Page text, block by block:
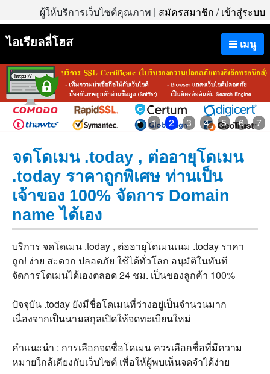
ผู้ให้บริการเว็บไซต์คุณภาพ | สมัครสมาชิก /เข้าสู่ระบบ
เมนู
ไอเรียลลี่โฮส
1 2 3 4 5 6 7
จดโดเมน .today , ต่ออายุโดเมน
.today ราคาถูกพิเศษ ท่านเป็น
เจ้าของ 100% จัดการ Domain
name ได้เอง
บริการ จดโดเมน .today , ต่ออายุโดเมนเนม .today ราคา
ถูก! ง่าย สะดวก ปลอดภัย ใช้ได้ทั่วโลก อนุมัติในทันที
จัดการโดเมนได้เองตลอด 24 ชม. เป็นของลูกค้า 100%
ปัจจุบัน .today ยังมีชื่อโดเมนที่ว่างอยู่เป็นจำนวนมาก
เนื่องจากเป็นนามสกุลเปิดให้จดทะเบียนใหม่
คำแนะนำ : การเลือกจดชื่อโดเมน ควรเลือกชื่อที่มีความ
หมายใกล้เคียงกับเว็บไซต์ เพื่อให้ผู้พบเห็นจดจำได้ง่าย